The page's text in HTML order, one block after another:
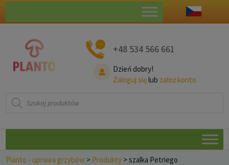
+48 534 566 661
Dzień dobry!
Zaloguj sięlub założ konto
Wyszukiwarka
produktów
Planto - uprawa grzybów > Produkty >szalka Petriego